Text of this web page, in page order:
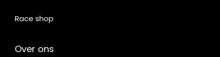
Race shop
Over ons